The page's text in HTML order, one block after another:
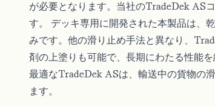
が必要となります。当社のTradeDek AS
す。 デッキ専用に開発された本製品は、
みです。他の滑り止め手法と異なり、
剤の上塗りも可能で、長期にわたる性能
最適なTradeDek ASは、輸送中の貨物の
ます。